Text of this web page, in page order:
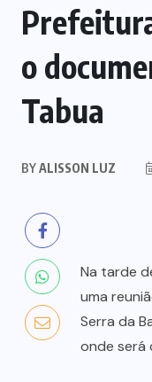
o
Tabua
BYALISSON LUZ
Na tarde
uma
Serra da
onde será